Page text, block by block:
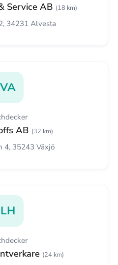
Service AB (18 km)
34231 Alvesta
VA
AB (32 km)
4, 35243 Växjö
LH
(24 km)